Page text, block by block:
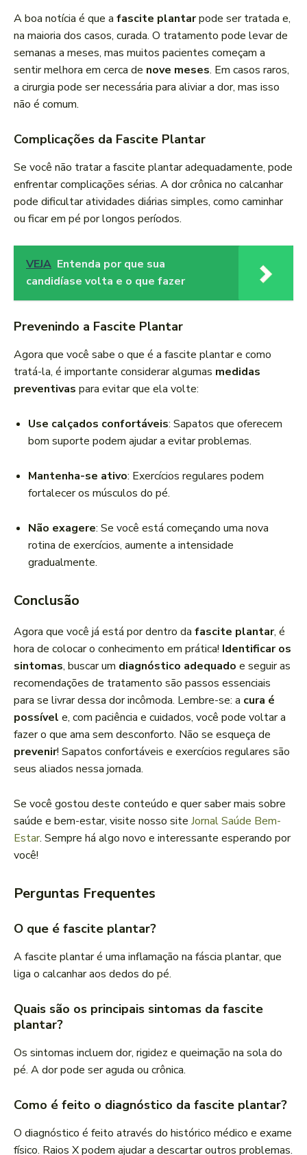
A boa notícia é que a fascite plantarpode ser tratada e,
na maioria dos casos, curada. O tratamento pode levar de
semanas a meses, mas muitos pacientes começam a
sentir melhora em cerca de nove meses. Em casos raros,
a cirurgia pode ser necessária para aliviar a dor, mas isso
não é comum.
Complicações da Fascite Plantar
Se você não tratar a fascite plantar adequadamente, pode
enfrentar complicações sérias. A dor crônica no calcanhar
pode dificultar atividades diárias simples, como caminhar
ou ficar em pé por longos períodos.
VEJA Entenda por que sua
candidíase volta e o que fazer
Prevenindo a Fascite Plantar
Agora que você sabe o que é a fascite plantar e como
tratá-la, é importante considerar algumas medidas
preventivas para evitar que ela volte:
Use calçados confortáveis: Sapatos que oferecem
bom suporte podem ajudar a evitar problemas.
Mantenha-se ativo: Exercícios regulares podem
fortalecer os músculos do pé.
Não exagere: Se você está começando uma nova
rotina de exercícios, aumente a intensidade
gradualmente.
Conclusão
Agora que você já está por dentro da fascite plantar, é
hora de colocar o conhecimento em prática! Identificar os
sintomas, buscar um diagnóstico adequado e seguir as
recomendações de tratamento são passos essenciais
para se livrar dessa dor incômoda. Lembre-se: a cura é
possível e, com paciência e cuidados, você pode voltar a
fazer o que ama sem desconforto. Não se esqueça de
prevenir! Sapatos confortáveis e exercícios regulares são
seus aliados nessa jornada.
Se você gostou deste conteúdo e quer saber mais sobre
saúde e bem-estar, visite nosso site Jornal Saúde Bem-
Estar. Sempre há algo novo e interessante esperando por
você!
Perguntas Frequentes
O que é fascite plantar?
A fascite plantar é uma inflamação na fáscia plantar, que
liga o calcanhar aos dedos do pé.
Quais são os principais sintomas da fascite
plantar?
Os sintomas incluem dor, rigidez e queimação na sola do
pé. A dor pode ser aguda ou crônica.
Como é feito o diagnóstico da fascite plantar?
O diagnóstico é feito através do histórico médico e exame
físico. Raios X podem ajudar a descartar outros problemas.